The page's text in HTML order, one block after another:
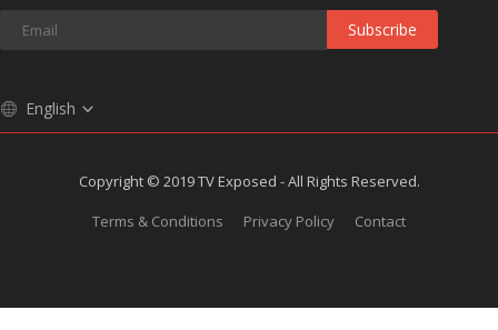
Subscribe
English
Copyright © 2019 TV Exposed - All Rights Reserved.
Terms & Conditions
Privacy Policy Contact